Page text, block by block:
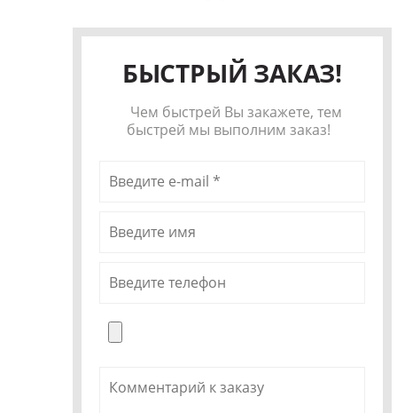
БЫСТРЫЙ ЗАКАЗ!
Чем быстрей Вы закажете, тем
быстрей мы выполним заказ!